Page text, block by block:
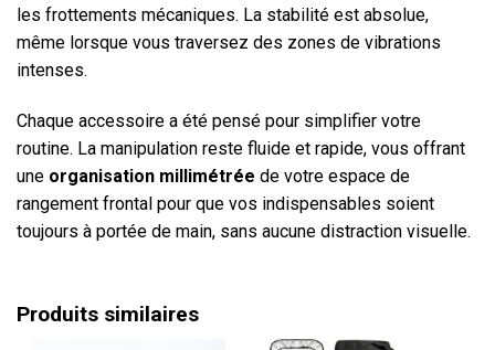
les frottements mécaniques. La stabilité est absolue,
même lorsque vous traversez des zones de vibrations
intenses.
Chaque accessoire a été pensé pour simplifier votre
routine. La manipulation reste fluide et rapide, vous offrant
une organisation millimétrée de votre espace de
rangement frontal pour que vos indispensables soient
toujours à portée de main, sans aucune distraction visuelle.
Produits similaires